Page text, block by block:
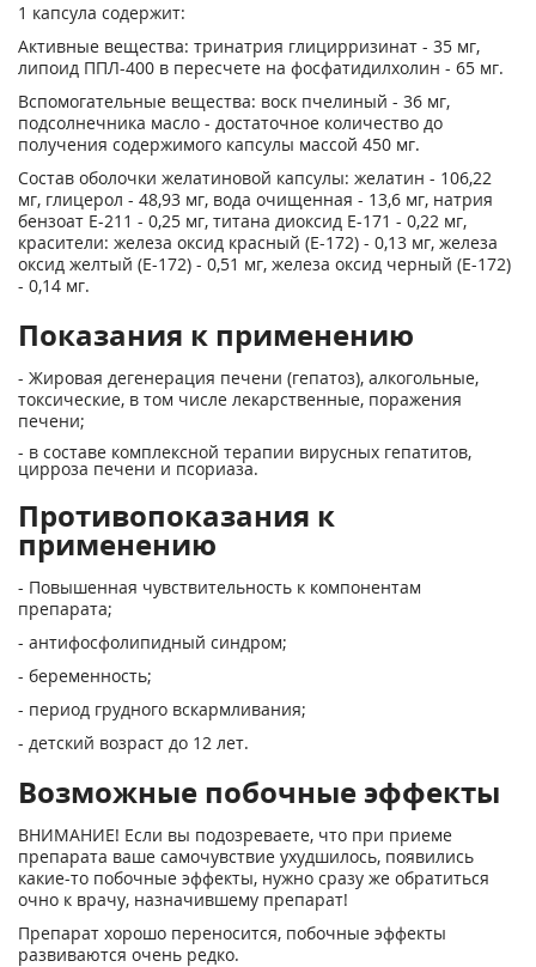
1 капсула содержит:
Активные вещества: тринатрия глицирризинат - 35 мг,
липоид ППЛ-400 в пересчете на фосфатидилхолин - 65 мг.
Вспомогательные вещества: воск пчелиный - 36 мг,
подсолнечника масло - достаточное количество до
получения содержимого капсулы массой 450 мг.
Состав оболочки желатиновой капсулы: желатин - 106,22
мг, глицерол - 48,93 мг, вода очищенная - 13,6 мг, натрия
бензоат Е-211 - 0,25 мг, титана диоксид Е-171 - 0,22 мг,
красители: железа оксид красный (Е-172) - 0,13 мг, железа
оксид желтый (Е-172) - 0,51 мг, железа оксид черный (Е-172)
- 0,14 мг.
Показания к применению
- Жировая дегенерация печени (гепатоз), алкогольные,
токсические, в том числе лекарственные, поражения
печени;
- в составе комплексной терапии вирусных гепатитов,
цирроза печени и псориаза.
Противопоказания к
применению
- Повышенная чувствительность к компонентам
препарата;
- антифосфолипидный синдром;
- беременность;
- период грудного вскармливания;
- детский возраст до 12 лет.
Возможные побочные эффекты
ВНИМАНИЕ! Если вы подозреваете, что при приеме
препарата ваше самочувствие ухудшилось, появились
какие-то побочные эффекты, нужно сразу же обратиться
очно к врачу, назначившему препарат!
Препарат хорошо переносится, побочные эффекты
развиваются очень редко.